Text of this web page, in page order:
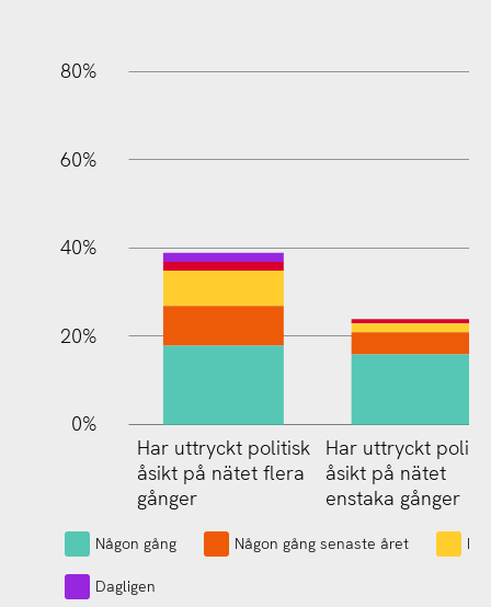
80%
60%
40%
20%
0%
Har
åsikt
Har uttryckt politisk
åsikt på nätet flera
gånger
Har uttryckt
åsikt på nätet
enstaka gånger
Någon gång Någon gång senaste året
Dagligen